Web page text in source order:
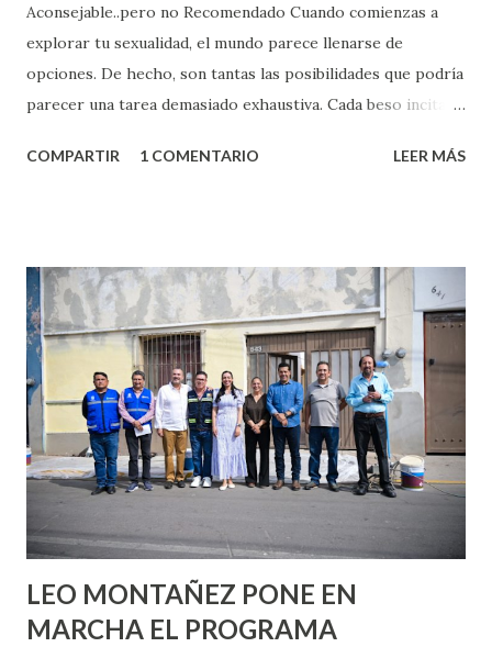
Aconsejable..pero no Recomendado Cuando comienzas a
explorar tu sexualidad, el mundo parece llenarse de
opciones. De hecho, son tantas las posibilidades que podría
parecer una tarea demasiado exhaustiva. Cada beso incita
partes de ti que jamás hubieras imaginado. El problema es
conoces ni la mitad de lo que deberías saber. Pero incluso
quienes ya han tenido relaciones sexuales no son expertos
o expertas en el tema. Siempre hay algo nuevo que
aprender y nuevas experiencias que conocer. Si eres una
chica y aún no has tenido relaciones sexuales, tal vez
pienses que el sexo será increíble y no puedas esperar para
experimentarlo, pero como cualquier persona con
experiencia te dirá, siempre es mejor cuando ambas partes
son suficientemen...
COMPARTIR 1 COMENTARIO LEER MÁS
LEO MONTAÑEZ PONE EN
MARCHA EL PROGRAMA